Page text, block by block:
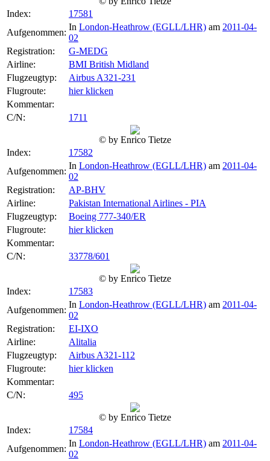
Index:
17581
Aufgenommen:
In London-Heathrow (EGLL/LHR) am 2011-04-
02
Registration:
G-MEDG
Airline:
BMI British Midland
Flugzeugtyp:
Airbus A321-231
Flugroute:
hier klicken
Kommentar:
C/N:
1711
© by Enrico Tietze
Index:
17582
Aufgenommen:
In London-Heathrow (EGLL/LHR) am 2011-04-
02
Registration:
AP-BHV
Airline:
Pakistan International Airlines - PIA
Flugzeugtyp:
Boeing 777-340/ER
Flugroute:
hier klicken
Kommentar:
C/N:
33778/601
© by Enrico Tietze
Index:
17583
Aufgenommen:
In London-Heathrow (EGLL/LHR) am 2011-04-
02
Registration:
EI-IXO
Airline:
Alitalia
Flugzeugtyp:
Airbus A321-112
Flugroute:
hier klicken
Kommentar:
C/N:
495
© by Enrico Tietze
Index:
17584
Aufgenommen:
In London-Heathrow (EGLL/LHR) am 2011-04-
02